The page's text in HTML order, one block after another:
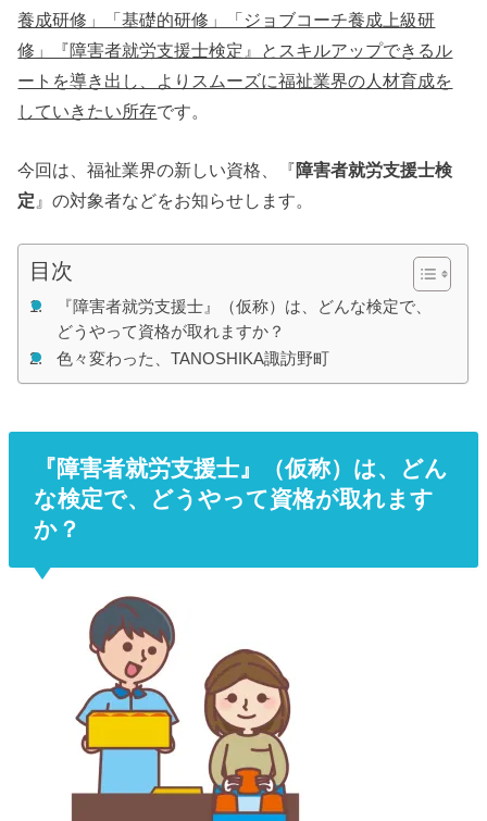
養成研修」「基礎的研修」「ジョブコーチ養成上級研
修」『障害者就労支援士検定』とスキルアップできるル
ートを導き出し、よりスムーズに福祉業界の人材育成を
していきたい所存です。
今回は、福祉業界の新しい資格、『障害者就労支援士検
定 』の対象者などをお知らせします。
目次
『障害者就労支援士』（仮称）は、どんな検定で、
どうやって資格が取れますか？
色々変わった、TANOSHIKA諏訪野町
『障害者就労支援士』（仮称）は、どん
な検定で、どうやって資格が取れます
か？